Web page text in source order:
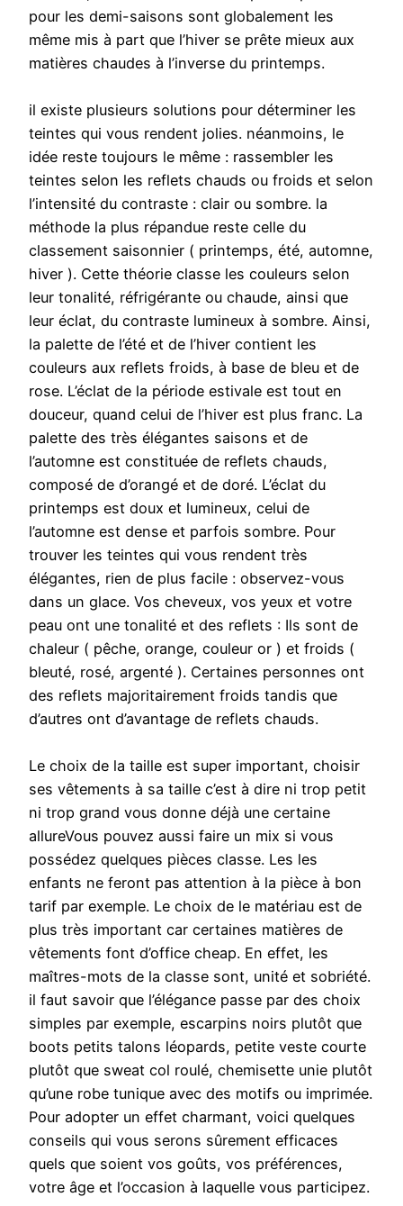
pour les demi-saisons sont globalement les
même mis à part que l’hiver se prête mieux aux
matières chaudes à l’inverse du printemps.
il existe plusieurs solutions pour déterminer les
teintes qui vous rendent jolies. néanmoins, le
idée reste toujours le même : rassembler les
teintes selon les reflets chauds ou froids et selon
l’intensité du contraste : clair ou sombre. la
méthode la plus répandue reste celle du
classement saisonnier ( printemps, été, automne,
hiver ). Cette théorie classe les couleurs selon
leur tonalité, réfrigérante ou chaude, ainsi que
leur éclat, du contraste lumineux à sombre. Ainsi,
la palette de l’été et de l’hiver contient les
couleurs aux reflets froids, à base de bleu et de
rose. L’éclat de la période estivale est tout en
douceur, quand celui de l’hiver est plus franc. La
palette des très élégantes saisons et de
l’automne est constituée de reflets chauds,
composé de d’orangé et de doré. L’éclat du
printemps est doux et lumineux, celui de
l’automne est dense et parfois sombre. Pour
trouver les teintes qui vous rendent très
élégantes, rien de plus facile : observez-vous
dans un glace. Vos cheveux, vos yeux et votre
peau ont une tonalité et des reflets : Ils sont de
chaleur ( pêche, orange, couleur or ) et froids (
bleuté, rosé, argenté ). Certaines personnes ont
des reflets majoritairement froids tandis que
d’autres ont d’avantage de reflets chauds.
Le choix de la taille est super important, choisir
ses vêtements à sa taille c’est à dire ni trop petit
ni trop grand vous donne déjà une certaine
allureVous pouvez aussi faire un mix si vous
possédez quelques pièces classe. Les les
enfants ne feront pas attention à la pièce à bon
tarif par exemple. Le choix de le matériau est de
plus très important car certaines matières de
vêtements font d’office cheap. En effet, les
maîtres-mots de la classe sont, unité et sobriété.
il faut savoir que l’élégance passe par des choix
simples par exemple, escarpins noirs plutôt que
boots petits talons léopards, petite veste courte
plutôt que sweat col roulé, chemisette unie plutôt
qu’une robe tunique avec des motifs ou imprimée.
Pour adopter un effet charmant, voici quelques
conseils qui vous serons sûrement efficaces
quels que soient vos goûts, vos préférences,
votre âge et l’occasion à laquelle vous participez.